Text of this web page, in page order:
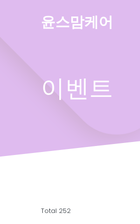
윤스맘케어
이벤트
Total 252